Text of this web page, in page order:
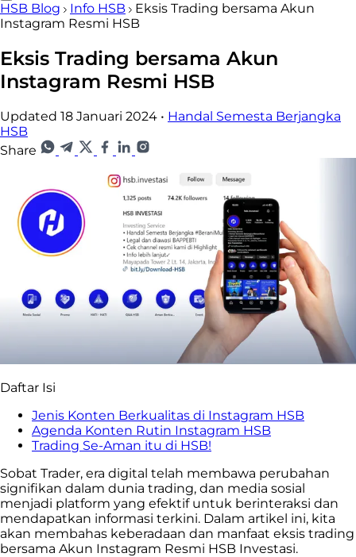
HSB Blog Info HSB
Eksis Trading bersama Akun
Instagram Resmi HSB
Eksis Trading bersama Akun
Instagram Resmi HSB
Updated 18 Januari 2024 • Handal Semesta Berjangka
HSB
Share
Daftar Isi
Jenis Konten Berkualitas di Instagram HSB
Agenda Konten Rutin Instagram HSB
Trading Se-Aman itu di HSB!
Sobat Trader, era digital telah membawa perubahan
signifikan dalam dunia trading, dan media sosial
menjadi platform yang efektif untuk berinteraksi dan
mendapatkan informasi terkini. Dalam artikel ini, kita
akan membahas keberadaan dan manfaat eksis trading
bersama Akun Instagram Resmi HSB Investasi.